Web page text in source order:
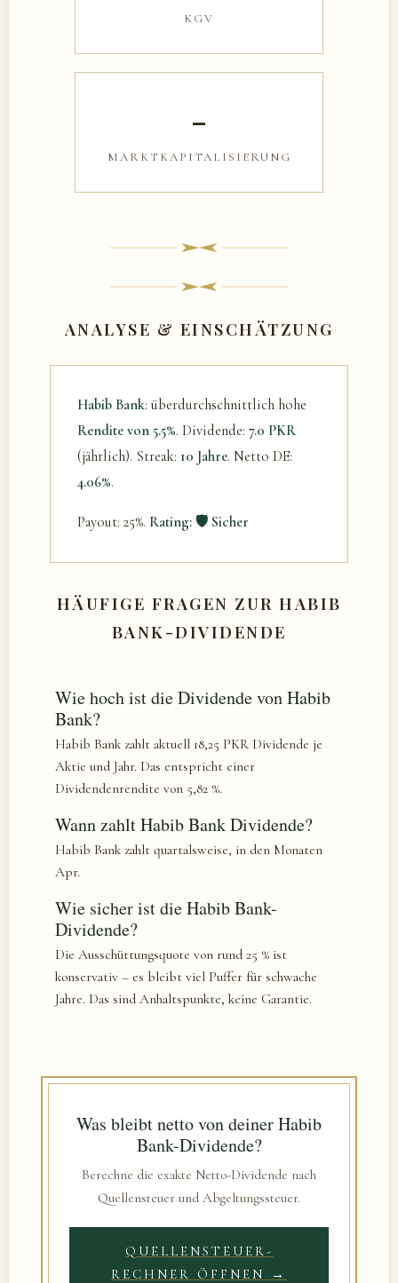
KGV
–
MARKTKAPITALISIERUNG
ANALYSE & EINSCHÄTZUNG
Habib Bank: überdurchschnittlich hohe
Rendite von 5.5%. Dividende: 7.0 PKR
(jährlich). Streak: 10 Jahre. Netto DE:
4.06%.
Payout: 25%. Rating: 🛡️ Sicher
HÄUFIGE FRAGEN ZUR HABIB
BANK-DIVIDENDE
Wie hoch ist die Dividende von Habib
Bank?
Habib Bank zahlt aktuell 18,25 PKR Dividende je
Aktie und Jahr. Das entspricht einer
Dividendenrendite von 5,82 %.
Wann zahlt Habib Bank Dividende?
Habib Bank zahlt quartalsweise, in den Monaten
Apr.
Wie sicher ist die Habib Bank-
Dividende?
Die Ausschüttungsquote von rund 25 % ist
konservativ – es bleibt viel Puffer für schwache
Jahre. Das sind Anhaltspunkte, keine Garantie.
Was bleibt netto von deiner Habib
Bank-Dividende?
Berechne die exakte Netto-Dividende nach
Quellensteuer und Abgeltungssteuer.
QUELLENSTEUER-
RECHNER ÖFFNEN →